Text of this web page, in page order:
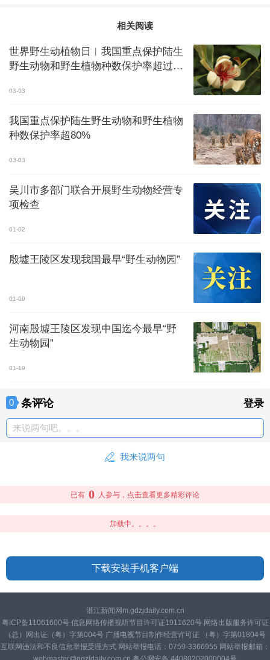
相关阅读
世界野生动植物日︱我国重点保护陆生
野生动物和野生植物种数保护率超过
03-03
我国重点保护陆生野生动物和野生植物
种数保护率超80%
03-03
吴川市多部门联合开展野生动物经营专
项检查
01-02
殷墟王陵区发现我国最早“野生动物园”
01-09
河南殷墟王陵区发现中国迄今最早“野
生动物园”
01-19
0 条评论 登录
来说两句吧。。。
我来说两句
已有 0 人参与，点击查看更多精彩评论
加载中。。。。
下载安装手机客户端
湛江新闻网m.gdzjdaily.com.cn
粤ICP备11061600号 信息网络传播视听节目许可证1911620号 网络出版服务许可证
（总）网出证（粤）字第004号 广播电视节目制作经营许可证 （粤）字第01804号
互联网违法和不良信息举报受理方式 网站举报电话：0759-3366955 网站举报邮箱：